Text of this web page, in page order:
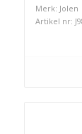
Merk: Jolen
Artikel nr: